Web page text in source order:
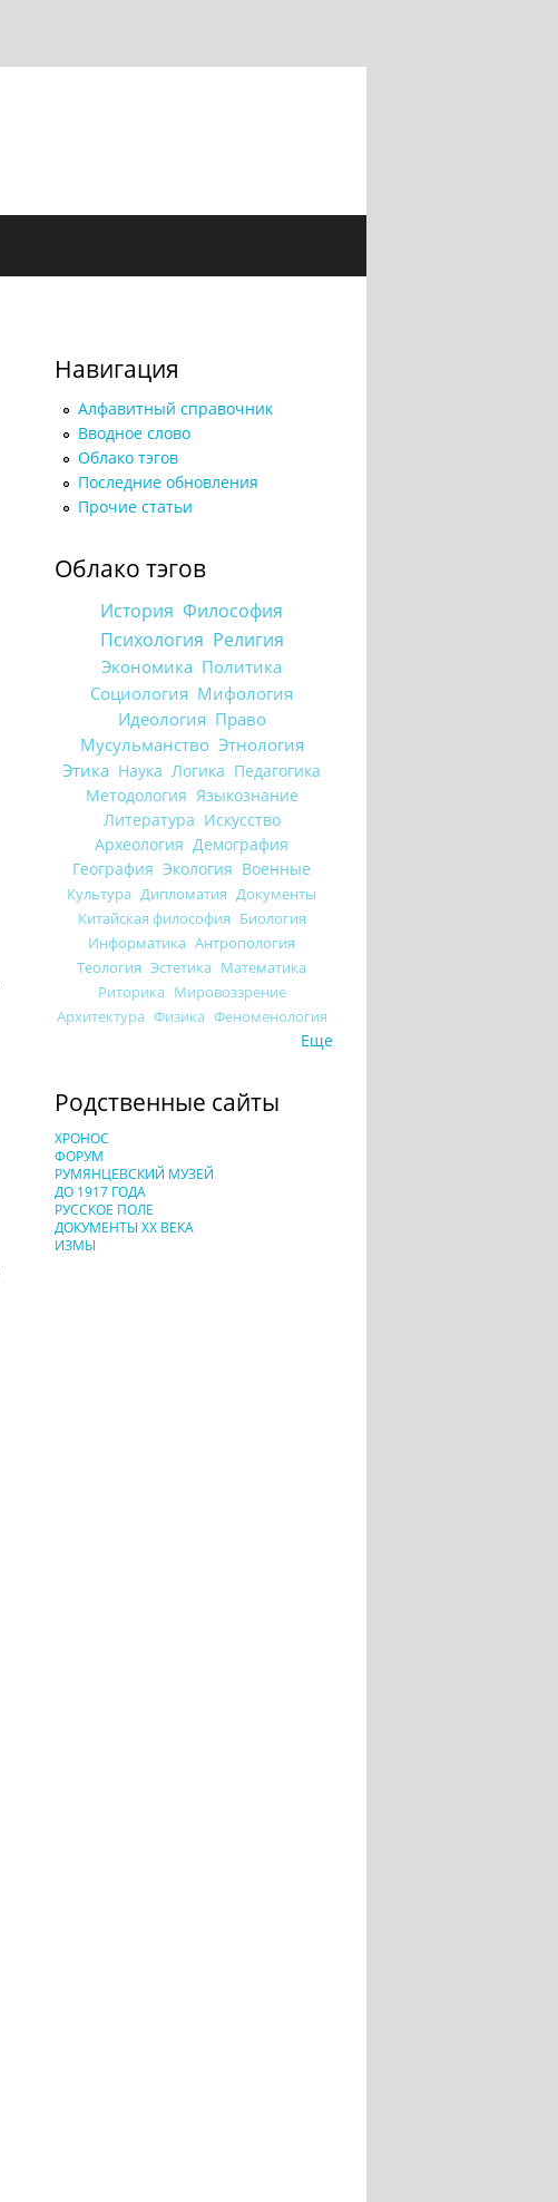
Навигация
Алфавитный справочник
Вводное слово
Облако тэгов
Последние обновления
Прочие статьи
Облако тэгов
История Философия
Психология Религия
Экономика Политика
Социология Мифология
Идеология Право
Мусульманство Этнология
Этика Наука Логика Педагогика
Методология Языкознание
Литература Искусство
Археология Демография
География Экология Военные
Культура Дипломатия Документы
Китайская философия Биология
Информатика Антропология
Теология Эстетика Математика
Риторика Мировоззрение
Архитектура Физика Феноменология
Еще
Родственные сайты
ХРОНОС
ФОРУМ
РУМЯНЦЕВСКИЙ МУЗЕЙ
ДО 1917 ГОДА
РУССКОЕ ПОЛЕ
ДОКУМЕНТЫ XX ВЕКА
ИЗМЫ